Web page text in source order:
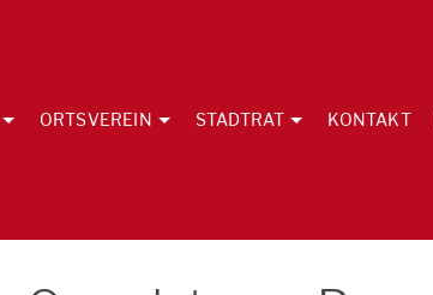
ORTSVEREIN STADTRAT KONTAKT